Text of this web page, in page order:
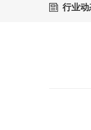
行业动
移